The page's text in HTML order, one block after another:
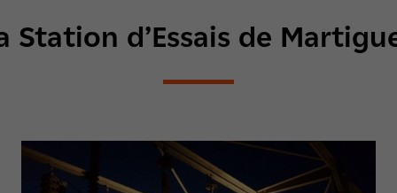
Station d’Essais de